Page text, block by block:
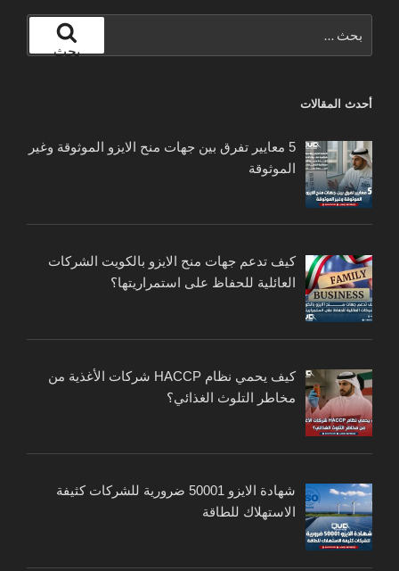
عن:
بحث
أحدث المقالات
5 معايير تفرق بين جهات منح الايزو الموثوقة وغير
الموثوقة
كيف تدعم جهات منح الايزو بالكويت الشركات
العائلية للحفاظ على استمراريتها؟
كيف يحمي نظام HACCP شركات الأغذية من
مخاطر التلوث الغذائي؟
شهادة الايزو 50001 ضرورية للشركات كثيفة
الاستهلاك للطاقة